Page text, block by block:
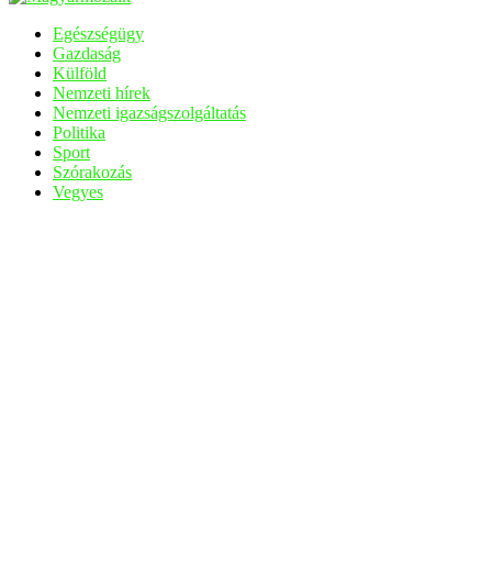
Egészségügy
Gazdaság
Külföld
Nemzeti hírek
Nemzeti igazságszolgáltatás
Politika
Sport
Szórakozás
Vegyes